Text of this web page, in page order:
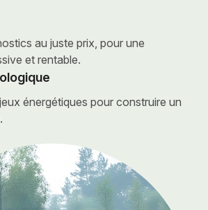
au juste prix, pour une
et rentable.
énergétiques pour construire un